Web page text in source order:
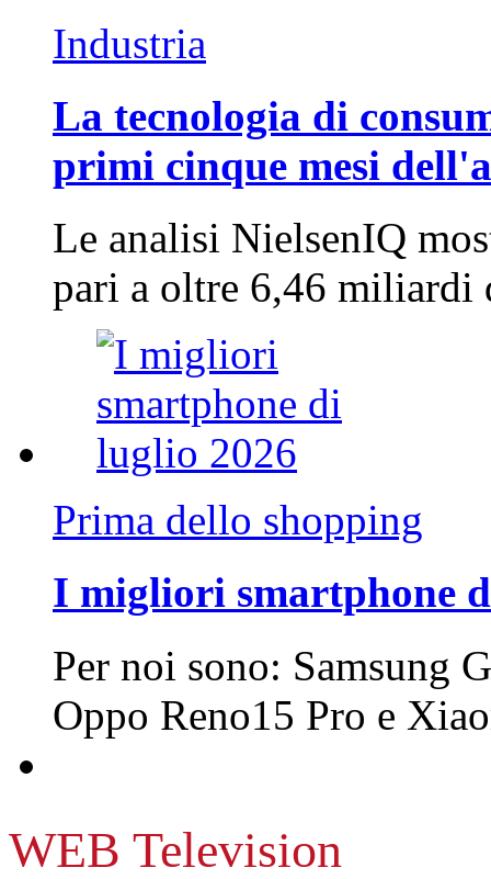
Industria
La tecnologia di
primi cinque mesi
Le analisi NielsenIQ
pari a oltre 6,46
Prima dello shopping
I migliori smartphone
Per noi sono: Samsung
Oppo Reno15 Pro e
WEB Television